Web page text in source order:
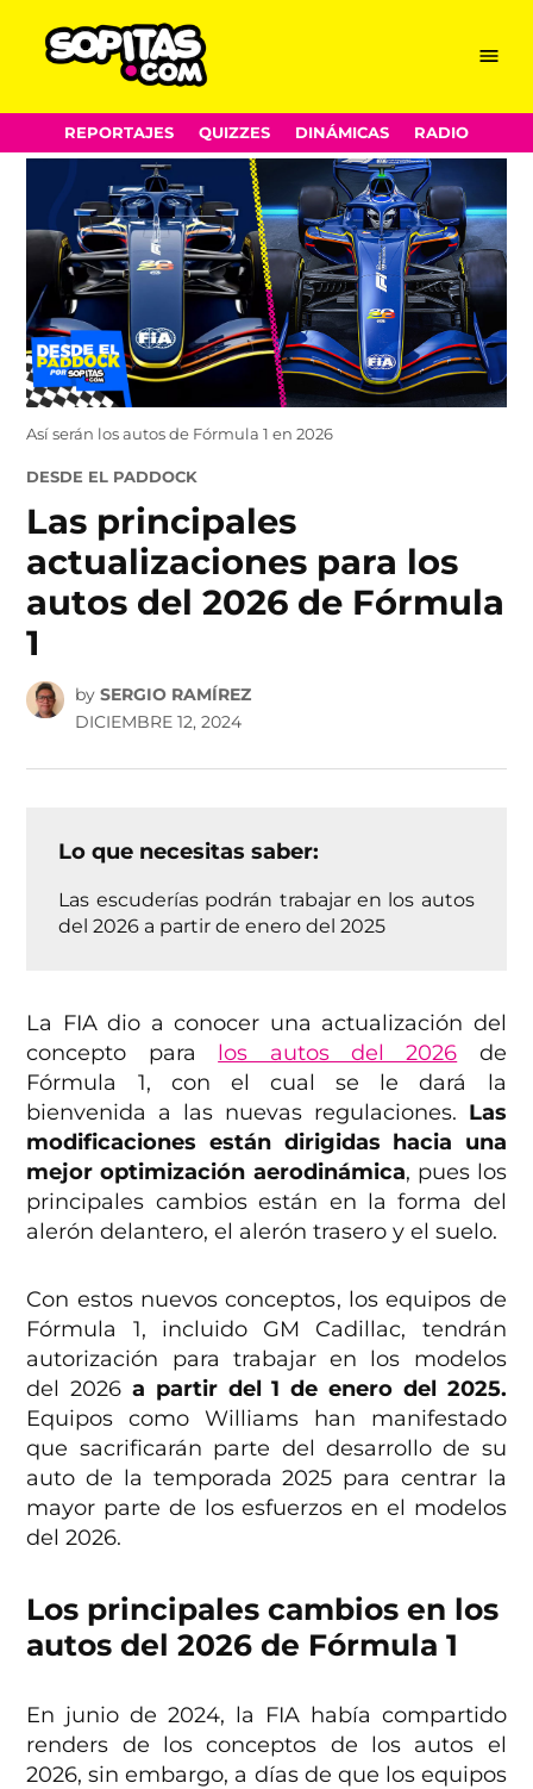
Skip
to
Menu
REPORTAJES QUIZZES DINÁMICAS RADIO
Así serán los autos de Fórmula 1 en 2026
POSTED
DESDE EL PADDOCK
Las principales
actualizaciones para los
autos del 2026 de Fórmula
1
by SERGIO RAMÍREZ
DICIEMBRE 12, 2024
Lo que necesitas saber:
Las escuderías podrán trabajar en los autos
del 2026 a partir de enero del 2025
La FIA dio a conocer una actualización del
concepto para los autos del 2026 de
Fórmula 1, con el cual se le dará la
bienvenida a las nuevas regulaciones. Las
modificaciones están dirigidas hacia una
mejor optimización aerodinámica, pues los
principales cambios están en la forma del
alerón delantero, el alerón trasero y el suelo.
Con estos nuevos conceptos, los equipos de
Fórmula 1, incluido GM Cadillac, tendrán
autorización para trabajar en los modelos
del 2026a partir del 1 de enero del 2025.
Equipos como Williams han manifestado
que sacrificarán parte del desarrollo de su
auto de la temporada 2025 para centrar la
mayor parte de los esfuerzos en el modelos
del 2026.
Los principales cambios en los
autos del 2026 de Fórmula 1
En junio de 2024, la FIA había compartido
renders de los conceptos de los autos el
2026, sin embargo, a días de que los equipos